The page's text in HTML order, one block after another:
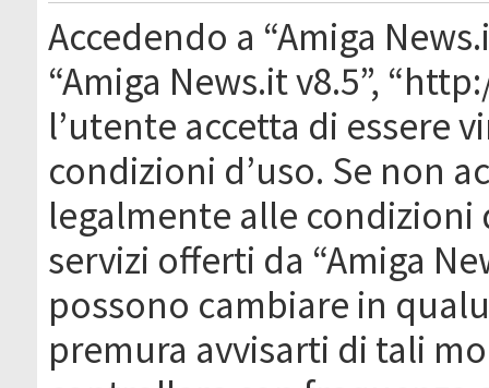
Accedendo a “Amiga
“Amiga News.it v8.5”,
l’utente accetta di essere
condizioni d’uso. Se non
legalmente alle condizioni
servizi offerti da “Amiga
possono cambiare in
premura avvisarti di tali